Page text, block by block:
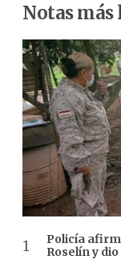
Notas más
Policía
Roselín y